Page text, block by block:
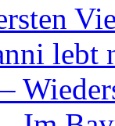
lebt